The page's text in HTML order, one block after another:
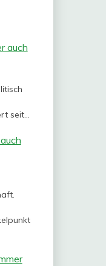
auch
seit…